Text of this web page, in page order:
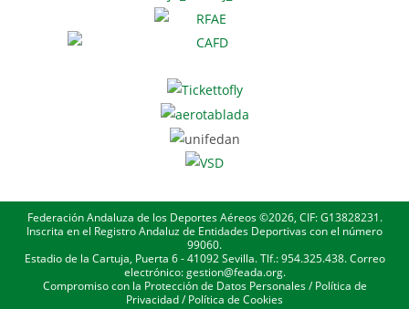
Federación Andaluza de los Deportes Aéreos ©2026, CIF: G13828231.
Inscrita en el Registro Andaluz de Entidades Deportivas con el número
99060.
Estadio de la Cartuja, Puerta 6 - 41092 Sevilla. Tlf.: 954.325.438. Correo
electrónico: gestion@feada.org.
Compromiso con la Protección de Datos Personales/Política de
Privacidad/Política de Cookies